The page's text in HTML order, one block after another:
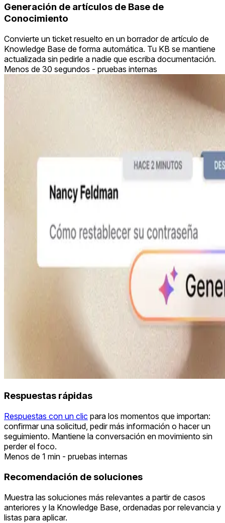
Generación de artículos de Base de
Conocimiento
Convierte un ticket resuelto en un borrador de artículo de
Knowledge Base de forma automática. Tu KB se mantiene
actualizada sin pedirle a nadie que escriba documentación.
Menos de 30 segundos - pruebas internas
Respuestas rápidas
Respuestas con un clic para los momentos que importan:
confirmar una solicitud, pedir más información o hacer un
seguimiento. Mantiene la conversación en movimiento sin
perder el foco.
Menos de 1 min - pruebas internas
Recomendación de soluciones
Muestra las soluciones más relevantes a partir de casos
anteriores y la Knowledge Base, ordenadas por relevancia y
listas para aplicar.